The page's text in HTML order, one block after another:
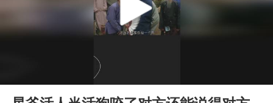
白海豚将正面袭击贯穿浙江
台风白海豚实时路径
Play